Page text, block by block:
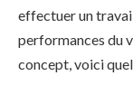
effectuer un
performances du
concept, voici